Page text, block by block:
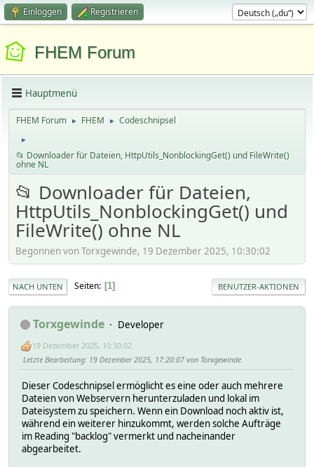
Einloggen Registrieren
FHEM Forum
Hauptmenü
FHEM Forum ► FHEM ► Codeschnipsel
►
📂 Downloader für Dateien, HttpUtils_NonblockingGet() und FileWrite()
ohne NL
📂 Downloader für Dateien,
HttpUtils_NonblockingGet() und
FileWrite() ohne NL
Begonnen von Torxgewinde, 19 Dezember 2025, 10:30:02
NACH UNTEN Seiten 1 BENUTZER-AKTIONEN
Torxgewinde Developer
19 Dezember 2025, 10:30:02
Letzte Bearbeitung: 19 Dezember 2025, 17:20:07 von Torxgewinde
Dieser Codeschnipsel ermöglicht es eine oder auch mehrere
Dateien von Webservern herunterzuladen und lokal im
Dateisystem zu speichern. Wenn ein Download noch aktiv ist,
während ein weiterer hinzukommt, werden solche Aufträge
im Reading "backlog" vermerkt und nacheinander
abgearbeitet.